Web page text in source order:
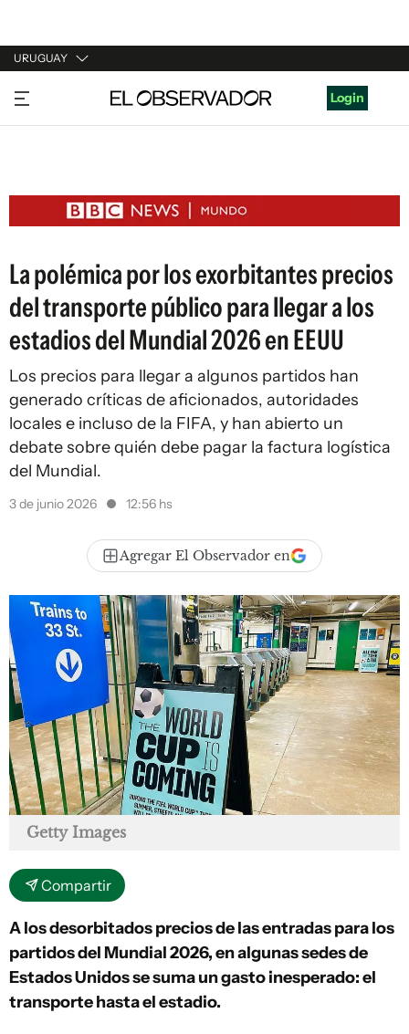
URUGUAY
URUGUAY
ARGENTINA
ESTADOS UNIDOS
Login
La polémica por los exorbitantes precios
del transporte público para llegar a los
estadios del Mundial 2026 en EEUU
Los precios para llegar a algunos partidos han
generado críticas de aficionados, autoridades
locales e incluso de la FIFA, y han abierto un
debate sobre quién debe pagar la factura logística
del Mundial.
3 de junio 2026 12:56 hs
Agregar El Observador en
Getty Images
Compartir
A los desorbitados precios de las entradas para los
partidos del Mundial 2026, en algunas sedes de
Estados Unidos se suma un gasto inesperado: el
transporte hasta el estadio.